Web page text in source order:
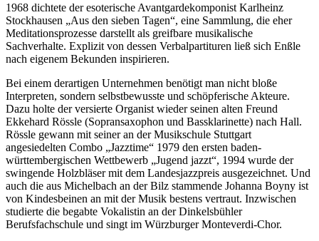
1968 dichtete der esoterische Avantgardekomponist Karlheinz
Stockhausen „Aus den sieben Tagen“, eine Sammlung, die eher
Meditationsprozesse darstellt als greifbare musikalische
Sachverhalte. Explizit von dessen Verbalpartituren ließ sich Enßle
nach eigenem Bekunden inspirieren.
Bei einem derartigen Unternehmen benötigt man nicht bloße
Interpreten, sondern selbstbewusste und schöpferische Akteure.
Dazu holte der versierte Organist wieder seinen alten Freund
Ekkehard Rössle (Sopransaxophon und Bassklarinette) nach Hall.
Rössle gewann mit seiner an der Musikschule Stuttgart
angesiedelten Combo „Jazztime“ 1979 den ersten baden-
württembergischen Wettbewerb „Jugend jazzt“, 1994 wurde der
swingende Holzbläser mit dem Landesjazzpreis ausgezeichnet. Und
auch die aus Michelbach an der Bilz stammende Johanna Boyny ist
von Kindesbeinen an mit der Musik bestens vertraut. Inzwischen
studierte die begabte Vokalistin an der Dinkelsbühler
Berufsfachschule und singt im Würzburger Monteverdi-Chor.